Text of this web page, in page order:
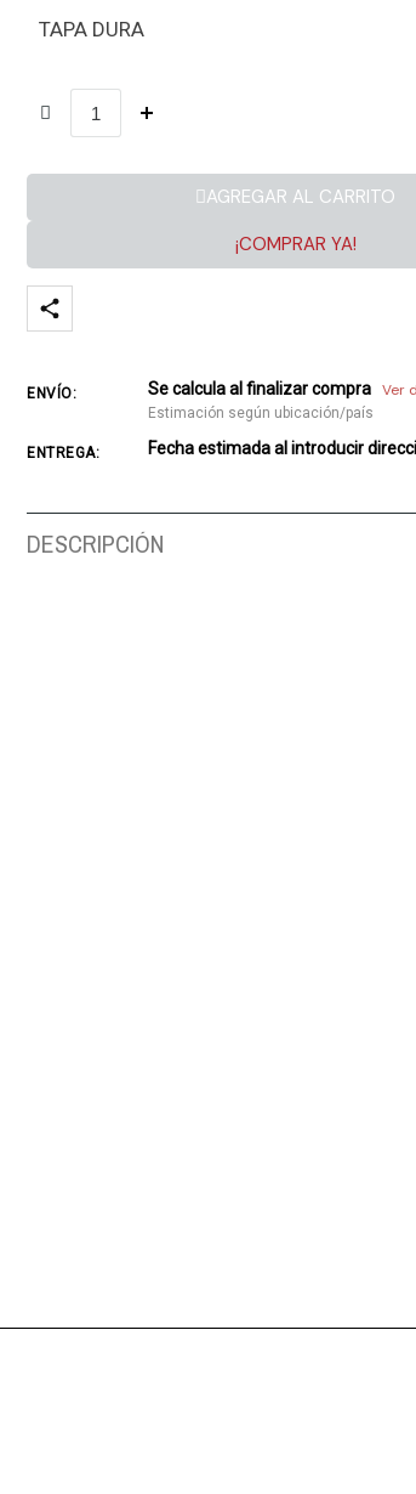
TAPA DURA
AGREGAR AL CARRITO
¡COMPRAR YA!
ENVÍO: Se calcula al finalizar compra Ver
Estimación según ubicación/país
ENTREGA: Fecha estimada al introducir
DESCRIPCIÓN